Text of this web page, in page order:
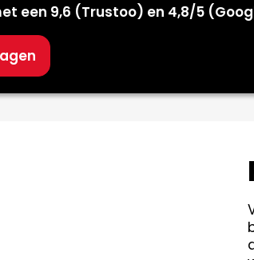
een 9,6 (Trustoo) en 4,8/5